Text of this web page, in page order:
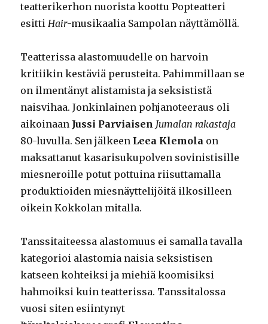
teatterikerhon nuorista koottu Popteatteri
esittiHair-musikaalia Sampolan näyttämöllä.
Teatterissa alastomuudelle on harvoin
kritiikin kestäviä perusteita. Pahimmillaan se
on ilmentänyt alistamista ja seksististä
naisvihaa. Jonkinlainen pohjanoteeraus oli
aikoinaan Jussi Parviaisen Jumalan rakastaja
80-luvulla. Sen jälkeen Leea Klemola on
maksattanut kasarisukupolven sovinistisille
miesneroille potut pottuina riisuttamalla
produktioiden miesnäyttelijöitä ilkosilleen
oikein Kokkolan mitalla.
Tanssitaiteessa alastomuus ei samalla tavalla
kategorioi alastomia naisia seksistisen
katseen kohteiksi ja miehiä koomisiksi
hahmoiksi kuin teatterissa. Tanssitalossa
vuosi siten esiintynyt